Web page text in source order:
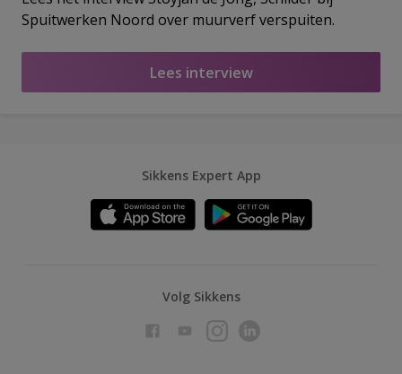
Spuitwerken Noord over muurverf verspuiten.
Lees interview
Sikkens Expert App
Volg Sikkens